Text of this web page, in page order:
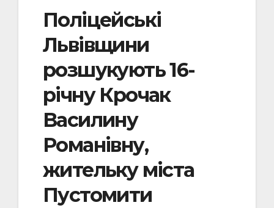
Поліцейські
Львівщини
розшукують 16-
річну Крочак
Василину
Романівну,
жительку міста
Пустомити